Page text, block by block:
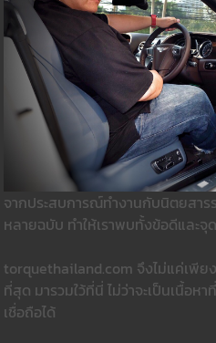
จากประสบการณ์ทำงานกับนิตยสาร
หลายฉบับ ทำให้เราพบทั้งข้อดีและจุ
torquethailand.com จึงไม่แค่เพีย
ที่สุด มารวมใว้ที่นี่ ไม่ว่าจะเป็นเนื้อ
เชื่อถือได้